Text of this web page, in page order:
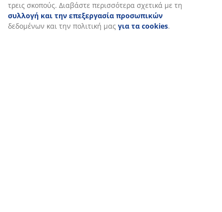
τρεις σκοπούς. Διαβάστε περισσότερα σχετικά με τη
συλλογή και την επεξεργασία προσωπικών
δεδομένων και την πολιτική μας για τα cookies.